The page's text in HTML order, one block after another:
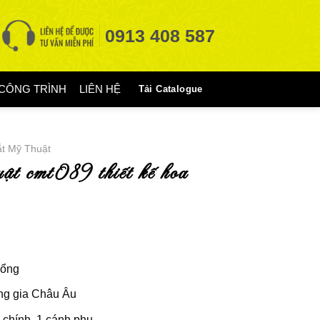
0913 408 587
TRÌNH LIÊN HỆ Tải Catalogue
Mỹ Thuật
gia Châu Âu